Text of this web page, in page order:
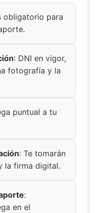
obligatorio para
: DNI en vigor,
fotografía y la
puntual a tu
: Te tomarán
la firma digital.
:
en el